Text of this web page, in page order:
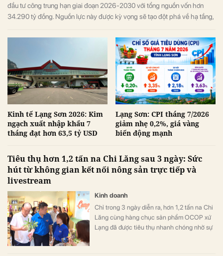
đầu tư công trung hạn giai đoạn 2026-2030 với tổng nguồn vốn hơn
34.290 tỷ đồng. Nguồn lực này được kỳ vọng sẽ tạo đột phá về hạ tầng,
Kinh tế Lạng Sơn 2026: Kim
ngạch xuất nhập khẩu 7
tháng đạt hơn 63,5 tỷ USD
Lạng Sơn: CPI tháng 7/2026
giảm nhẹ 0,2%, giá vàng
biến động mạnh
Tiêu thụ hơn 1,2 tấn na Chi Lăng sau 3 ngày: Sức
hút từ không gian kết nối nông sản trực tiếp và
livestream
Kinh doanh
Chỉ trong 3 ngày diễn ra, hơn 1,2 tấn na Chi
Lăng cùng hàng chục sản phẩm OCOP xứ
Lạng đã được tiêu thụ nhanh chóng nhờ sự